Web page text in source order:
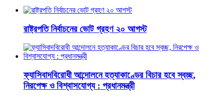
রাষ্ট্রপতি নির্বাচনের ভোট গ্রহণ ২০ আগস্ট
ফ্যাসিবাদবিরোধী আন্দোলনে হত্যাকাণ্ডের বিচার হবে স্বচ্ছ,
নিরপেক্ষ ও বিশ্বাসযোগ্য : প্রধানমন্ত্রী